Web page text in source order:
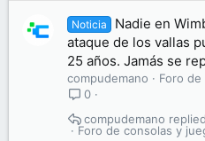
Noticia
Nadie en
ataque de los vallas
25 años. Jamás se
compudemano
Foro
0
Foro de consolas y
compudemano